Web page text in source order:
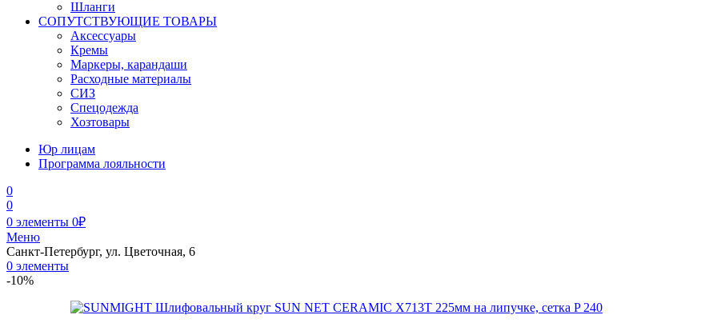
Шланги
СОПУТСТВУЮЩИЕ ТОВАРЫ
Аксессуары
Кремы
Маркеры, карандаши
Расходные материалы
СИЗ
Спецодежда
Хозтовары
Юр лицам
Программа лояльности
0
0
0 элементы 0₽
Меню
Санкт-Петербург, ул. Цветочная, 6
0 элементы
-10%